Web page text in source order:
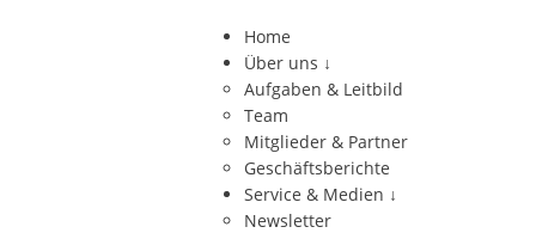
Home
Über uns ↓
Aufgaben & Leitbild
Team
Mitglieder & Partner
Geschäftsberichte
Service & Medien ↓
Newsletter